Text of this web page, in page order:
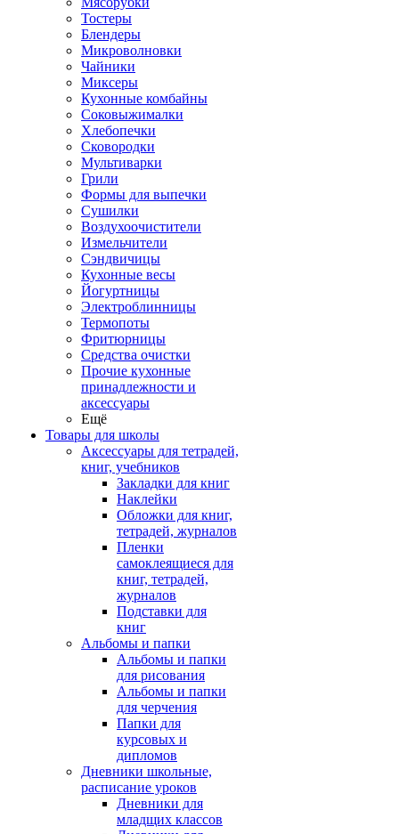
Тостеры
Блендеры
Микроволновки
Чайники
Миксеры
Кухонные комбайны
Соковыжималки
Хлебопечки
Сковородки
Мультиварки
Грили
Формы для выпечки
Сушилки
Воздухоочистители
Измельчители
Сэндвичицы
Кухонные весы
Йогуртницы
Электроблинницы
Термопоты
Фритюрницы
Средства очистки
Прочие кухонные
принадлежности и
аксессуары
Ещё
Товары для школы
Аксессуары для тетрадей,
книг, учебников
Закладки для книг
Наклейки
Обложки для книг,
тетрадей, журналов
Пленки
самоклеящиеся для
книг, тетрадей,
журналов
Подставки для
книг
Альбомы и папки
Альбомы и папки
для рисования
Альбомы и папки
для черчения
Папки для
курсовых и
дипломов
Дневники школьные,
расписание уроков
Дневники для
младщих классов